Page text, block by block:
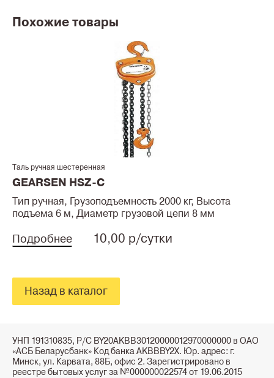
Похожие товары
Таль ручная шестеренная
GEARSEN HSZ-C
Тип ручная, Грузоподъемность 2000 кг, Высота
подъема 6 м, Диаметр грузовой цепи 8 мм
Подробнее 10,00 р/сутки
Назад в каталог
УНП 191310835, Р/С BY20AKBB30120000012970000000 в ОАО
«АСБ Беларусбанк» Код банка AKBBBY2X. Юр. адрес: г.
Минск, ул. Карвата, 88Б, офис 2. Зарегистрировано в
реестре бытовых услуг за №000000022574 от 19.06.2015